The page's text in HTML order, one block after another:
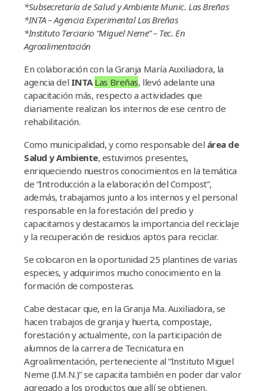
*Subsecretaría de Salud y Ambiente Munic. Las Breñas
*INTA – Agencia Experimental Las Breñas
*Instituto Terciario “Miguel Neme” – Tec. En
Agroalimentación
En colaboración con la Granja María Auxiliadora, la
agencia del INTALas Breñas, llevó adelante una
capacitación más, respecto a actividades que
diariamente realizan los internos de ese centro de
rehabilitación.
Como municipalidad, y como responsable del área de
Salud y Ambiente, estuvimos presentes,
enriqueciendo nuestros conocimientos en la temática
de “Introducción a la elaboración del Compost”,
además, trabajamos junto a los internos y el personal
responsable en la forestación del predio y
capacitamos y destacamos la importancia del reciclaje
y la recuperación de residuos aptos para reciclar.
Se colocaron en la oportunidad 25 plantines de varias
especies, y adquirimos mucho conocimiento en la
formación de composteras.
Cabe destacar que, en la Granja Ma. Auxiliadora, se
hacen trabajos de granja y huerta, compostaje,
forestación y actualmente, con la participación de
alumnos de la carrera de Tecnicatura en
Agroalimentación, perteneciente al “Instituto Miguel
Neme (I.M.N.)” se capacita también en poder dar valor
agregado a los productos que allí se obtienen.